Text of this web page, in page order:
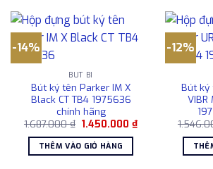
-14%
BÚT BI
Bút ký tên Parker IM X
Black CT TB4 1975636
chính hãng
1.687.000₫ Giá
là:
1.687.000 ₫.
1.450.000₫Giá
hiện
1.450.000 ₫.
THÊM VÀO GIỎ HÀNG
-12%
Bút ký
VIBR